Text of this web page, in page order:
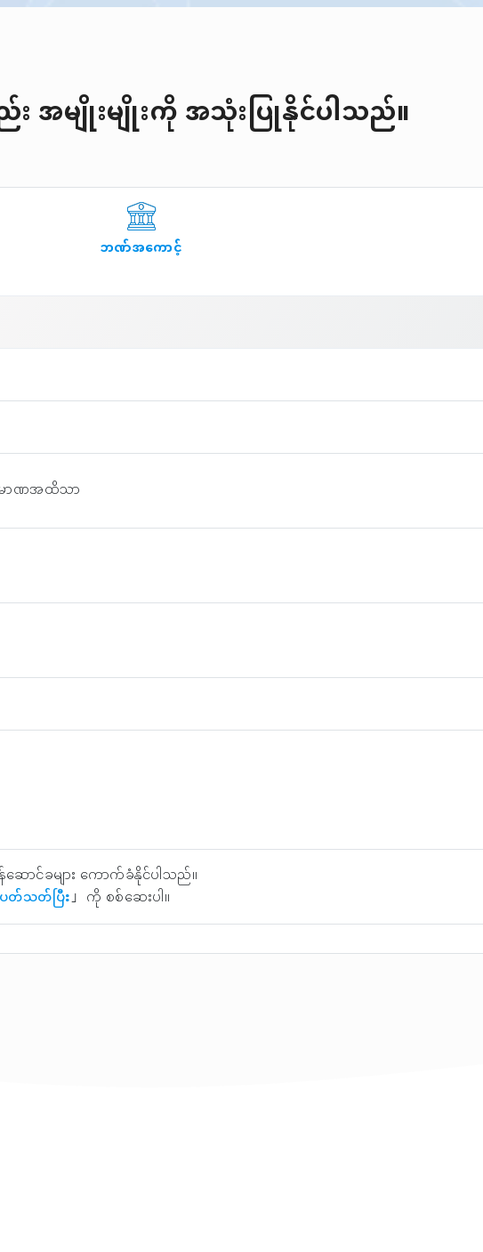
အမျိုးမျိုးကို အသုံးပြုနိုင်ပါသည်။
ဘဏ်အကောင့်
မာဏအထိသာ
င်ခများ ကောက်ခံနိုင်ပါသည်။
တ်သတ်ပြီး」 ကို စစ်ဆေးပါ။